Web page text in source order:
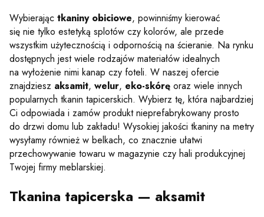
Wybierając tkaniny obiciowe, powinniśmy kierować
się nie tylko estetyką splotów czy kolorów, ale przede
wszystkim użytecznością i odpornością na ścieranie. Na rynku
dostępnych jest wiele rodzajów materiałów idealnych
na wyłożenie nimi kanap czy foteli. W naszej ofercie
znajdziesz aksamit, welur, eko-skórę oraz wiele innych
popularnych tkanin tapicerskich. Wybierz tę, która najbardziej
Ci odpowiada i zamów produkt nieprefabrykowany prosto
do drzwi domu lub zakładu! Wysokiej jakości tkaniny na metry
wysyłamy również w belkach, co znacznie ułatwi
przechowywanie towaru w magazynie czy hali produkcyjnej
Twojej firmy meblarskiej.
Tkanina tapicerska — aksamit